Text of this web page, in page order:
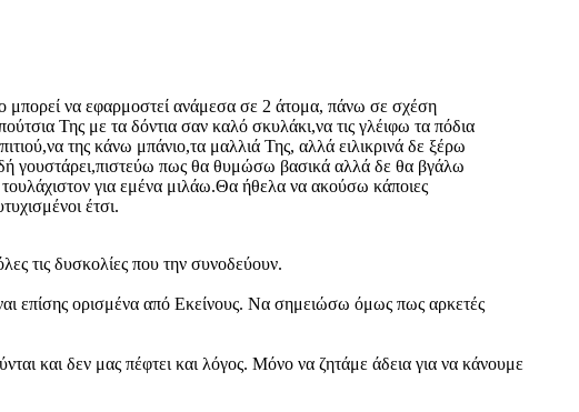
μπορεί να εφαρμοστεί ανάμεσα σε 2 άτομα, πάνω σε σχέση
Της με τα δόντια σαν καλό σκυλάκι,να τις γλέιφω τα πόδια
της κάνω μπάνιο,τα μαλλιά Της, αλλά ειλικρινά δε ξέρω
γουστάρει,πιστεύω πως θα θυμώσω βασικά αλλά δε θα βγάλω
για εμένα μιλάω.Θα ήθελα να ακούσω κάποιες
έτσι.
τις δυσκολίες που την συνοδεύουν.
επίσης ορισμένα από Εκείνους. Να σημειώσω όμως πως αρκετές
και δεν μας πέφτει και λόγος. Μόνο να ζητάμε άδεια για να κάνουμε